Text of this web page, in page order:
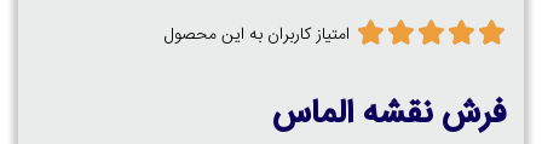
امتیاز کاربران به این محصول
فرش نقشه الماس